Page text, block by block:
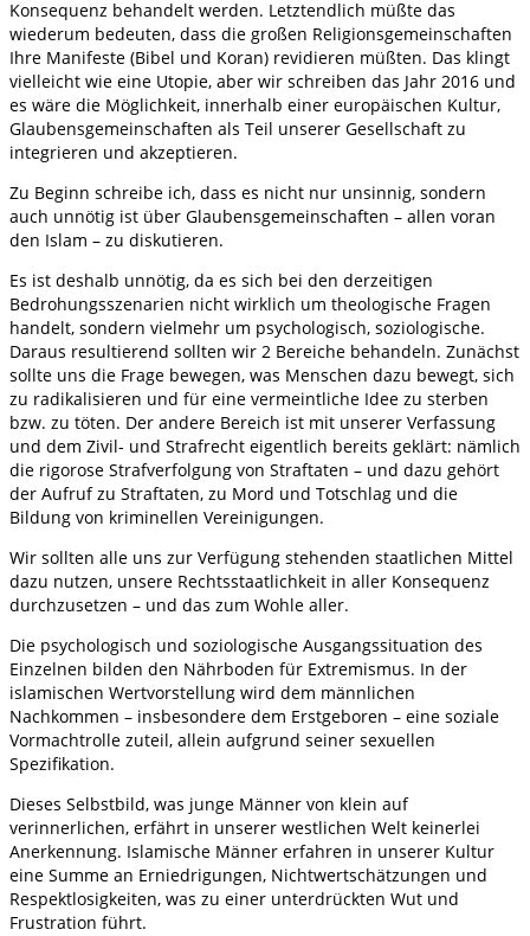
Konsequenz behandelt werden. Letztendlich müßte das
wiederum bedeuten, dass die großen Religionsgemeinschaften
Ihre Manifeste (Bibel und Koran) revidieren müßten. Das klingt
vielleicht wie eine Utopie, aber wir schreiben das Jahr 2016 und
es wäre die Möglichkeit, innerhalb einer europäischen Kultur,
Glaubensgemeinschaften als Teil unserer Gesellschaft zu
integrieren und akzeptieren.
Zu Beginn schreibe ich, dass es nicht nur unsinnig, sondern
auch unnötig ist über Glaubensgemeinschaften – allen voran
den Islam – zu diskutieren.
Es ist deshalb unnötig, da es sich bei den derzeitigen
Bedrohungsszenarien nicht wirklich um theologische Fragen
handelt, sondern vielmehr um psychologisch, soziologische.
Daraus resultierend sollten wir 2 Bereiche behandeln. Zunächst
sollte uns die Frage bewegen, was Menschen dazu bewegt, sich
zu radikalisieren und für eine vermeintliche Idee zu sterben
bzw. zu töten. Der andere Bereich ist mit unserer Verfassung
und dem Zivil- und Strafrecht eigentlich bereits geklärt: nämlich
die rigorose Strafverfolgung von Straftaten – und dazu gehört
der Aufruf zu Straftaten, zu Mord und Totschlag und die
Bildung von kriminellen Vereinigungen.
Wir sollten alle uns zur Verfügung stehenden staatlichen Mittel
dazu nutzen, unsere Rechtsstaatlichkeit in aller Konsequenz
durchzusetzen – und das zum Wohle aller.
Die psychologisch und soziologische Ausgangssituation des
Einzelnen bilden den Nährboden für Extremismus. In der
islamischen Wertvorstellung wird dem männlichen
Nachkommen – insbesondere dem Erstgeboren – eine soziale
Vormachtrolle zuteil, allein aufgrund seiner sexuellen
Spezifikation.
Dieses Selbstbild, was junge Männer von klein auf
verinnerlichen, erfährt in unserer westlichen Welt keinerlei
Anerkennung. Islamische Männer erfahren in unserer Kultur
eine Summe an Erniedrigungen, Nichtwertschätzungen und
Respektlosigkeiten, was zu einer unterdrückten Wut und
Frustration führt.